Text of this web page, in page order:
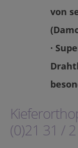
von
·
(0)21 31 /